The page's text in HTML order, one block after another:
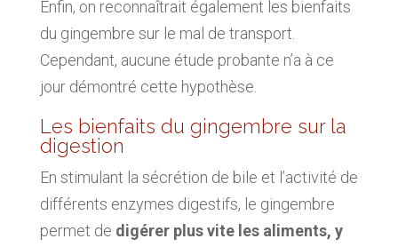
Enfin, on reconnaîtrait également les bienfaits
du gingembre sur le mal de transport.
Cependant, aucune étude probante n’a à ce
jour démontré cette hypothèse.
Les bienfaits du gingembre sur la
digestion
En stimulant la sécrétion de bile et l’activité de
différents enzymes digestifs, le gingembre
permet de digérer plus vite les aliments, y